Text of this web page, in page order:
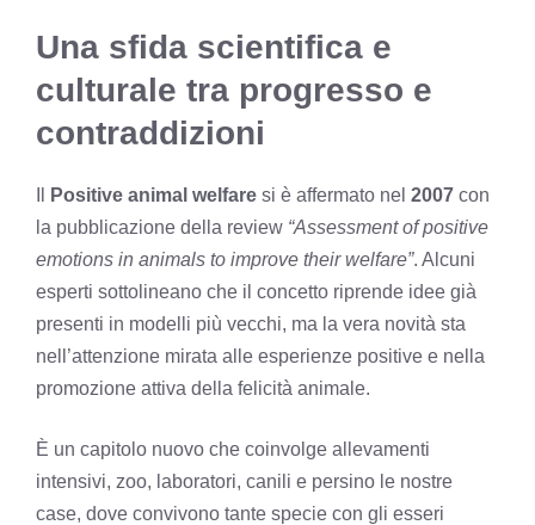
Una sfida scientifica e
culturale tra progresso e
contraddizioni
Positive animal welfare si è affermato nel 2007 con
la pubblicazione della review “Assessment of positive
emotions in animals to improve their welfare”. Alcuni
esperti sottolineano che il concetto riprende idee già
presenti in modelli più vecchi, ma la vera novità sta
nell’attenzione mirata alle esperienze positive e nella
promozione attiva della felicità animale.
È un capitolo nuovo che coinvolge allevamenti
intensivi, zoo, laboratori, canili e persino le nostre
case, dove convivono tante specie con gli esseri